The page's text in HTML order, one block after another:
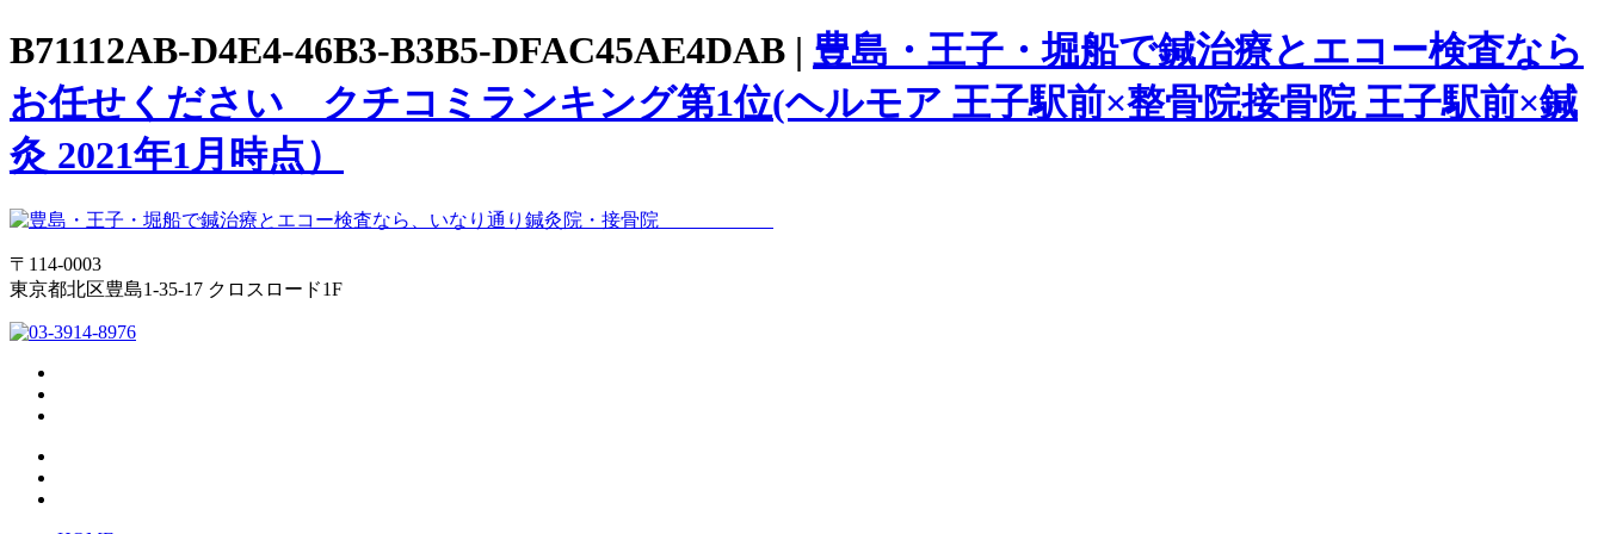
B71112AB-D4E4-46B3-B3B5-DFAC45AE4DAB | 豊島・王子・堀船で鍼治療とエコー検査なら
お任せください クチコミランキング第1位(ヘルモア 王子駅前×整骨院接骨院 王子駅前×鍼
灸 2021年1月時点）
〒114-0003
東京都北区豊島1-35-17 クロスロード1F